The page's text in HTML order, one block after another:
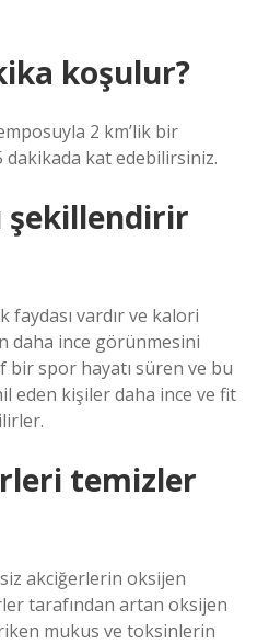
koşulur?
2 km’lik bir
dakikada kat edebilirsiniz.
şekillendirir
faydası vardır ve kalori
daha ince görünmesini
bir spor hayatı süren ve bu
eden kişiler daha ince ve fit
temizler
akciğerlerin oksijen
tarafından artan oksijen
mukus ve toksinlerin